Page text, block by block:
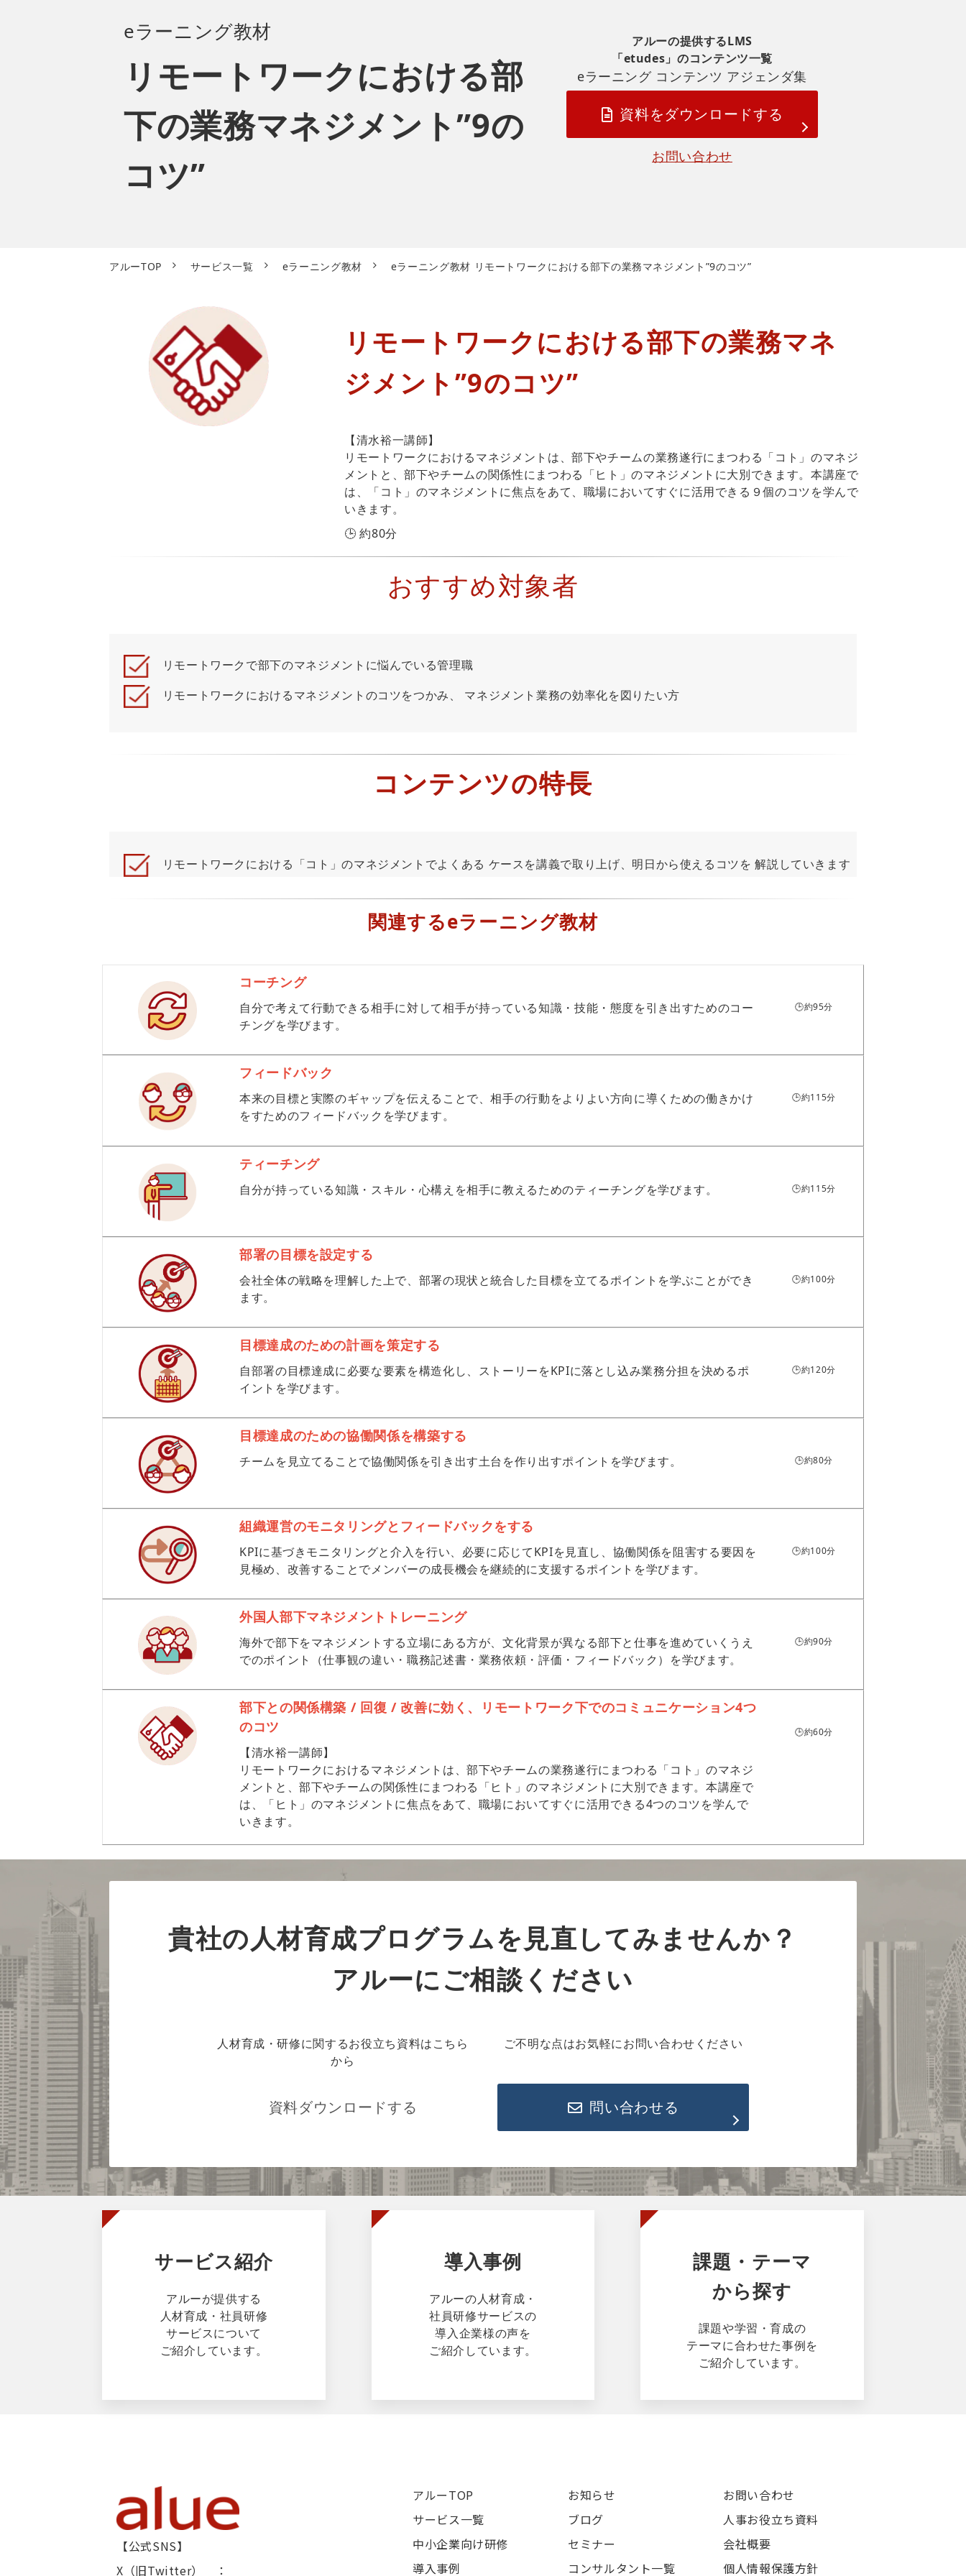
eラーニング教材
リモートワークにおける部
下の業務マネジメント”9の
コツ”
アルーの提供するLMS
「etudes」のコンテンツ一覧
eラーニング コンテンツ アジェンダ集
資料をダウンロードする
お問い合わせ
アルーTOP サービス一覧 eラーニング教材 eラーニング教材 リモートワークにおける部下の業務マネジメント”9のコツ”
リモートワークにおける部下の業務マネ
ジメント”9のコツ”
【清水裕一講師】
リモートワークにおけるマネジメントは、部下やチームの業務遂行にまつわる「コト」のマネジ
メントと、部下やチームの関係性にまつわる「ヒト」のマネジメントに大別できます。本講座で
は、「コト」のマネジメントに焦点をあて、職場においてすぐに活用できる９個のコツを学んで
いきます。
🕒 約80分
おすすめ対象者
リモートワークで部下のマネジメントに悩んでいる管理職
リモートワークにおけるマネジメントのコツをつかみ、 マネジメント業務の効率化を図りたい方
コンテンツの特長
リモートワークにおける「コト」のマネジメントでよくある ケースを講義で取り上げ、明日から使えるコツを 解説していきます
関連するeラーニング教材
コーチング
自分で考えて行動できる相手に対して相手が持っている知識・技能・態度を引き出すためのコー
チングを学びます。
🕒約95分
フィードバック
本来の目標と実際のギャップを伝えることで、相手の行動をよりよい方向に導くための働きかけ
をすためのフィードバックを学びます。
🕒約115分
ティーチング
自分が持っている知識・スキル・心構えを相手に教えるためのティーチングを学びます。 🕒約115分
部署の目標を設定する
会社全体の戦略を理解した上で、部署の現状と統合した目標を立てるポイントを学ぶことができ
ます。
🕒約100分
目標達成のための計画を策定する
自部署の目標達成に必要な要素を構造化し、ストーリーをKPIに落とし込み業務分担を決めるポ
イントを学びます。
🕒約120分
目標達成のための協働関係を構築する
チームを見立てることで協働関係を引き出す土台を作り出すポイントを学びます。 🕒約80分
組織運営のモニタリングとフィードバックをする
KPIに基づきモニタリングと介入を行い、必要に応じてKPIを見直し、協働関係を阻害する要因を
見極め、改善することでメンバーの成長機会を継続的に支援するポイントを学びます。
🕒約100分
外国人部下マネジメントトレーニング
海外で部下をマネジメントする立場にある方が、文化背景が異なる部下と仕事を進めていくうえ
でのポイント（仕事観の違い・職務記述書・業務依頼・評価・フィードバック）を学びます。
🕒約90分
部下との関係構築 / 回復 / 改善に効く、リモートワーク下でのコミュニケーション4つ
のコツ
【清水裕一講師】
リモートワークにおけるマネジメントは、部下やチームの業務遂行にまつわる「コト」のマネジ
メントと、部下やチームの関係性にまつわる「ヒト」のマネジメントに大別できます。本講座で
は、「ヒト」のマネジメントに焦点をあて、職場においてすぐに活用できる4つのコツを学んで
いきます。
🕒約60分
貴社の人材育成プログラムを見直してみませんか？
アルーにご相談ください
人材育成・研修に関するお役立ち資料はこちら
から
資料ダウンロードする
ご不明な点はお気軽にお問い合わせください
問い合わせる
サービス紹介
アルーが提供する
人材育成・社員研修
サービスについて
ご紹介しています。
導入事例
アルーの人材育成・
社員研修サービスの
導入企業様の声を
ご紹介しています。
課題・テーマ
から探す
課題や学習・育成の
テーマに合わせた事例を
ご紹介しています。
【公式SNS】
X（旧Twitter） ：
アルーTOP
サービス一覧
中小企業向け研修
導入事例
お知らせ
ブログ
セミナー
コンサルタント一覧
お問い合わせ
人事お役立ち資料
会社概要
個人情報保護方針